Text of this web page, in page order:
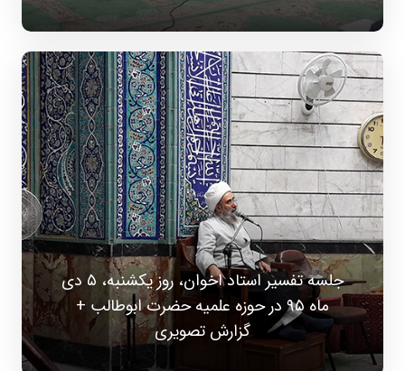
جلسه تفسیر استاد اخوان، روز یکشنبه، ۵ دی
ماه ۹۵ در حوزه علمیه حضرت ابوطالب +
گزارش تصویری